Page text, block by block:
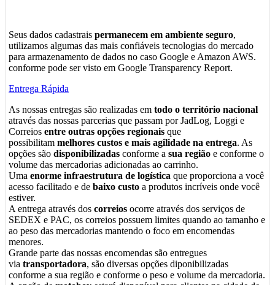
Seus dados cadastrais permanecem em ambiente seguro,
utilizamos algumas das mais confiáveis tecnologias do mercado
para armazenamento de dados no caso Google e Amazon AWS.
conforme pode ser visto em Google Transparency Report.
Entrega Rápida
As nossas entregas são realizadas em todo o território nacional
através das nossas parcerias que passam por JadLog, Loggi e
Correios entre outras opções regionais que
possibilitam melhores custos e mais agilidade na entrega. As
opções são disponibilizadas conforme a sua região e conforme o
volume das mercadorias adicionadas ao carrinho.
Uma enorme infraestrutura de logística que proporciona a você
acesso facilitado e de baixo custo a produtos incríveis onde você
estiver.
A entrega através dos correios ocorre através dos serviços de
SEDEX e PAC, os correios possuem limites quando ao tamanho e
ao peso das mercadorias mantendo o foco em encomendas
menores.
Grande parte das nossas encomendas são entregues
via transportadora, são diversas opções diponibilizadas
conforme a sua região e conforme o peso e volume da mercadoria.